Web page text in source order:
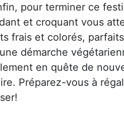
pour terminer ce
et croquant vous
frais et colorés,
démarche
en quête de
Préparez-vous à